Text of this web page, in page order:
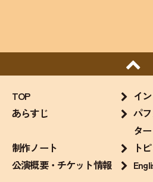
TOP
イ
あらすじ
パ
ター
制作ノート
ト
公演概要・チケット情報